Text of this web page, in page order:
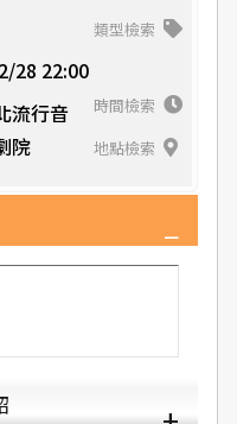
類型檢索
28 22:00
時間檢索
流行音
院
地點檢索